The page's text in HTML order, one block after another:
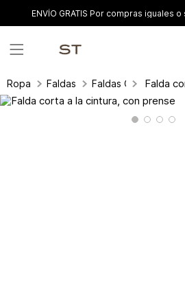
ENVÍO GRATIS Por compras iguales
Ropa Faldas Faldas Cortas